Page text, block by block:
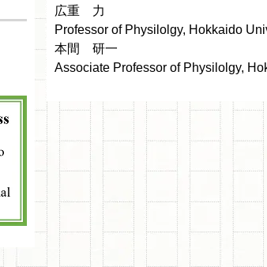
広重 力
Professor of Physilolgy, Hokkaido
本間 研一
Associate Professor of Physilolgy,